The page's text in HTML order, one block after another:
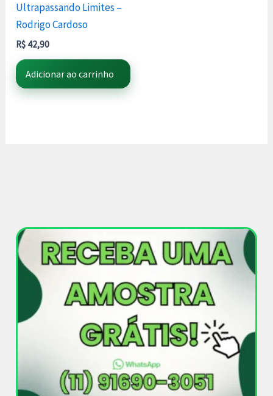
Ultrapassando Limites –
Rodrigo Cardoso
R$ 42,90
Adicionar ao carrinho